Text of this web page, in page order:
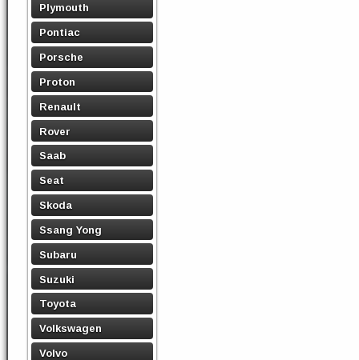
Plymouth
Pontiac
Porsche
Proton
Renault
Rover
Saab
Seat
Skoda
Ssang Yong
Subaru
Suzuki
Toyota
Volkswagen
Volvo